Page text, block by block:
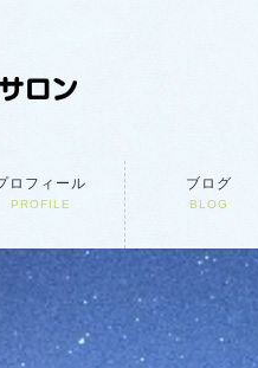
ロフィール
PROFILE
ブログ
BLOG